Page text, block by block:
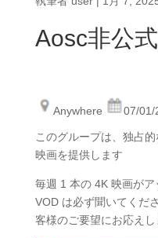
Aosc非公式
Anywhere 07/01/
このグループは、独占
映画を提供します
毎週 1 本の 4K 映画がア
VOD は必ず聞いてくだ
客様のご要望にお応えし